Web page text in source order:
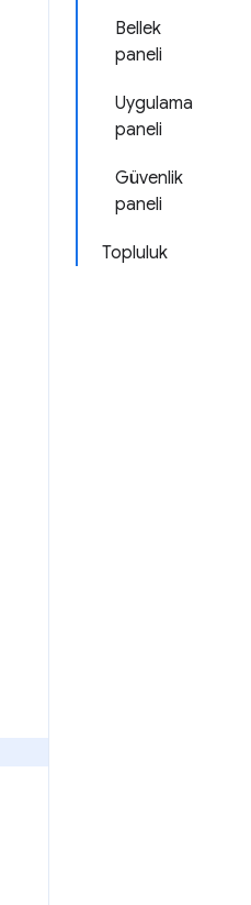
Bellek
paneli
Uygulama
paneli
Güvenlik
paneli
Topluluk